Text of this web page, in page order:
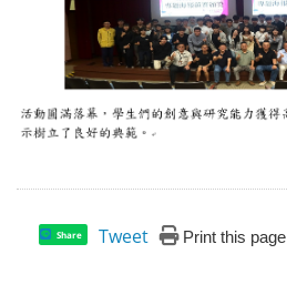
Share Tweet Print this page